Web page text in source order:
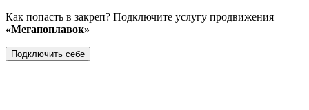
Как попасть в закреп? Подключите услугу продвижения
«Мегапоплавок»
Подключить себе